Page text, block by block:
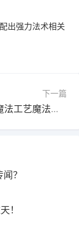
出强力法术相关
下一篇
下一篇：魔法工艺魔法工坊【潜水员戴夫联动版】戴夫飞叉流派
？
！